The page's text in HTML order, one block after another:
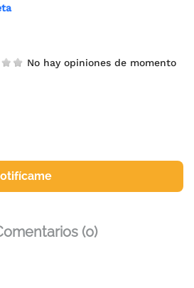
No hay opiniones de momento
(0)